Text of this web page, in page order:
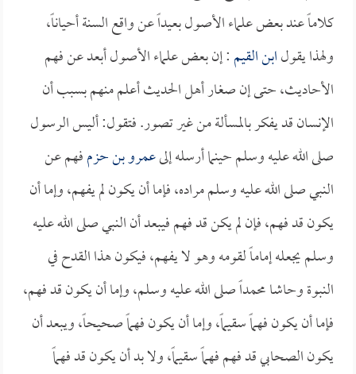
كلاماً عند بعض علماء الأصول بعيداً عن واقع السنة أحياناً،
ولهذا يقولابن القيم: إن بعض علماء الأصول أبعد عن فهم
الأحاديث، حتى إن صغار أهل الحديث أعلم منهم بسبب أن
الإنسان قد يفكر بالمسألة من غير تصور. فتقول: أليس الرسول
صلى الله عليه وسلم حينما أرسله إلىعمرو بن حزمفهم عن
النبي صلى الله عليه وسلم مراده، فإما أن يكون لم يفهم، وإما أن
يكون قد فهم، فإن لم يكن قد فهم فيبعد أن النبي صلى الله عليه
وسلم يجعله إماماً لقومه وهو لا يفهم، فيكون هذا القدح في
النبوة وحاشا محمداً صلى الله عليه وسلم، وإما أن يكون قد فهم،
فإما أن يكون فهماً سقيماً، وإما أن يكون فهماً صحيحاً، ويبعد أن
يكون الصحابي قد فهم فهماً سقيماً، ولا بد أن يكون قد فهماً